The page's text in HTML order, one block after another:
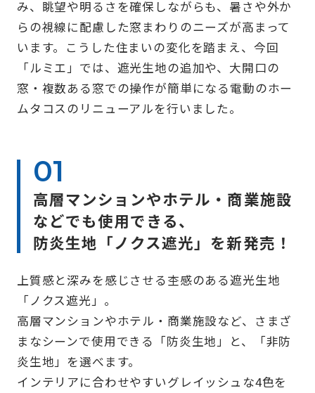
み、眺望や明るさを確保しながらも、暑さや外か
らの視線に配慮した窓まわりのニーズが高まって
います。こうした住まいの変化を踏まえ、今回
「ルミエ」では、遮光生地の追加や、大開口の
窓・複数ある窓での操作が簡単になる電動のホー
ムタコスのリニューアルを行いました。
高層マンションやホテル・商業施設
などでも使用できる、
防炎生地「ノクス遮光」を新発売！
上質感と深みを感じさせる杢感のある遮光生地
「ノクス遮光」。
高層マンションやホテル・商業施設など、さまざ
まなシーンで使用できる「防炎生地」と、「非防
炎生地」を選べます。
インテリアに合わせやすいグレイッシュな4色を